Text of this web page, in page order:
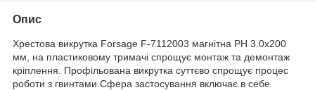
Опис
Хрестова викрутка Forsage F-7112003 магнітна PH 3.0x200
мм, на пластиковому тримачі спрощує монтаж та демонтаж
кріплення. Профільована викрутка суттєво спрощує процес
роботи з гвинтами.Сфера застосування включає в себе